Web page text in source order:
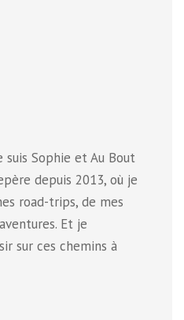
suis Sophie et Au Bout
depuis 2013, où je
road-trips, de mes
Et je
sur ces chemins à